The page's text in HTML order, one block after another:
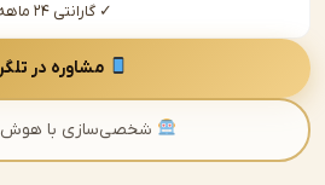
مشاوره در تلگرام
شخصی‌سازی با هوش مصنوعی